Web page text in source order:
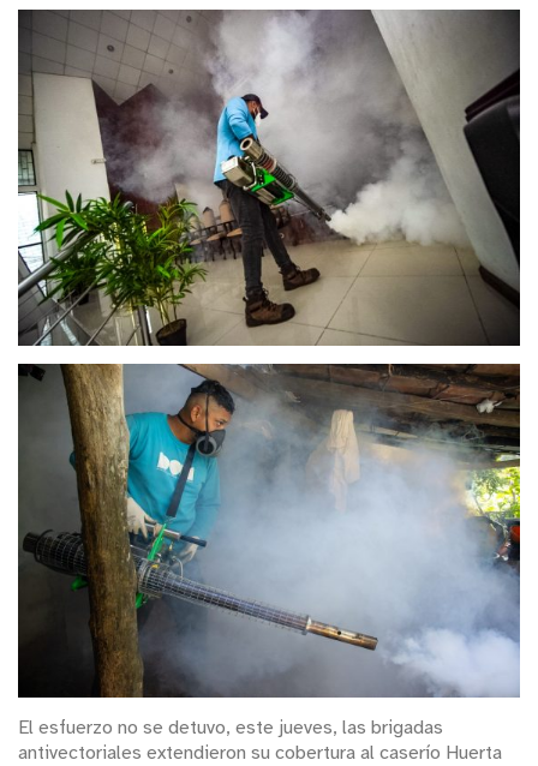
El esfuerzo no se detuvo, este jueves, las brigadas
antivectoriales extendieron su cobertura al caserío Huerta